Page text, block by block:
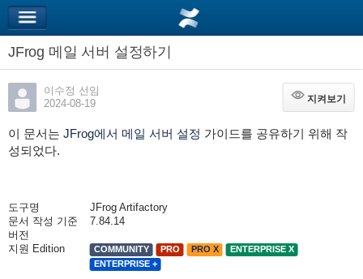
JFrog 메일 서버 설정하기
이수정 선임
2024-08-19
지켜보기
지켜보기
이 문서는 JFrog에서 메일 서버 설정 가이드를 공유하기 위해 작
성되었다.
도구명
JFrog Artifactory
문서 작성 기준
버전
7.84.14
지원 Edition COMMUNITY PRO PRO X
ENTERPRISE X
ENTERPRISE +